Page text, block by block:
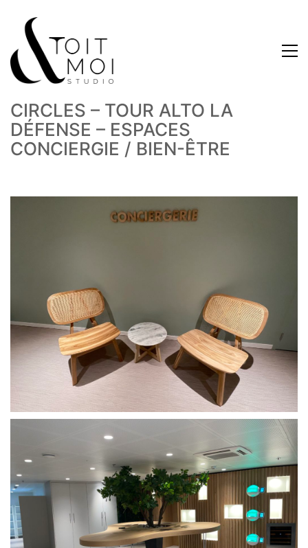
CIRCLES – TOUR ALTO LA
DÉFENSE – ESPACES
CONCIERGIE / BIEN-ÊTRE